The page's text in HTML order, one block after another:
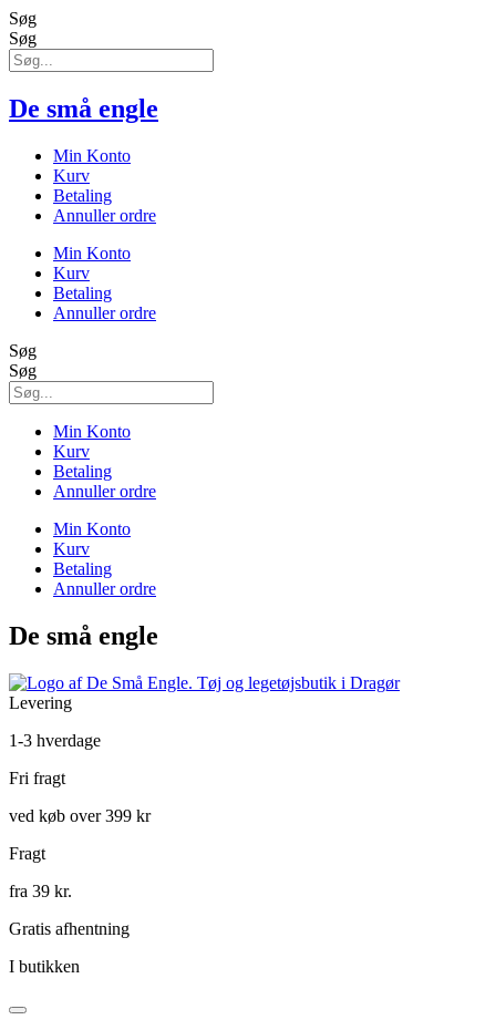
Søg
Søg
De små engle
Min Konto
Kurv
Betaling
Annuller ordre
Min Konto
Kurv
Betaling
Annuller ordre
Søg
Søg
Min Konto
Kurv
Betaling
Annuller ordre
Min Konto
Kurv
Betaling
Annuller ordre
De små engle
Levering
1-3 hverdage
Fri fragt
ved køb over 399 kr
Fragt
fra 39 kr.
Gratis afhentning
I butikken